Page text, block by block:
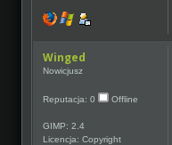
Winged
Nowicjusz
Reputacja: 0 Offline
GIMP: 2.4
Licencja: Copyright